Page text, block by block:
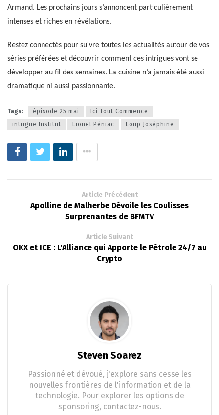
Armand. Les prochains jours s’annoncent particulièrement
intenses et riches en révélations.
Restez connectés pour suivre toutes les actualités autour de vos
séries préférées et découvrir comment ces intrigues vont se
développer au fil des semaines. La cuisine n’a jamais été aussi
dramatique ni aussi passionnante.
Tags: épisode 25 mai
Ici Tout Commence
intrigue Institut
Lionel Péniac Loup Joséphine
Article Précédent
Apolline de Malherbe Dévoile les Coulisses
Surprenantes de BFMTV
Article Suivant
OKX et ICE : L'Alliance qui Apporte le Pétrole 24/7 au
Crypto
Steven Soarez
Passionné et dévoué, j'explore sans cesse les
nouvelles frontières de l'information et de la
technologie. Pour explorer les options de
sponsoring, contactez-nous.